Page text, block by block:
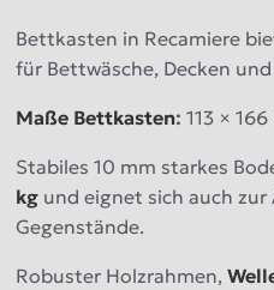
Bettkasten in Recamiere
für Bettwäsche, Decken und
Maße Bettkasten: 113 ×
Stabiles 10 mm starkes
kg und eignet sich auch
Gegenstände.
Robuster Holzrahmen,